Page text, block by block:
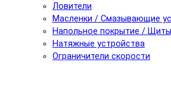
Ловители
Масленки / Смазывающие
Напольное покрытие /
Натяжные устройства
Ограничители скорости